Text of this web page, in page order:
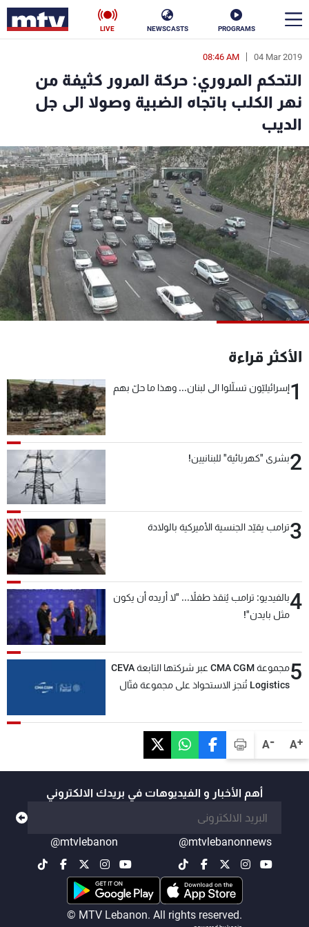
PROGRAMS
NEWSCASTS
LIVE
A+
A-
04 Mar 2019
08:46 AM
التحكم المروري: حركة المرور كثيفة من
نهر الكلب باتجاه الضبية وصولا الى جل
الديب
الأكثر قراءة
1إسرائيليّون تسلّلوا الى لبنان... وهذا ما حلّ بهم
2بشرى "كهربائية" للبنانيين!
3ترامب يقيّد الجنسية الأميركية بالولادة
4بالفيديو: ترامب يُنقذ طفلاً... "لا أريده أن يكون
مثل بايدن"!
5
مجموعة CMA CGM عبر شركتها التابعة CEVA
Logistics تُنجز الاستحواذ على مجموعة فتّال
أهم الأخبار و الفيديوهات في بريدك الالكتروني
@mtvlebanonnews
@mtvlebanon
© MTV Lebanon. All rights reserved.
en
الأخبار
سياسة
إقتصاد فن
منوعات رياضة
كأس العالم
البرامج
جدول البرامج
شاهد البرامج
عن MTV
الإنـتـاج
وظائف
شروط الإسـتخدام
سياسة الخصوصية